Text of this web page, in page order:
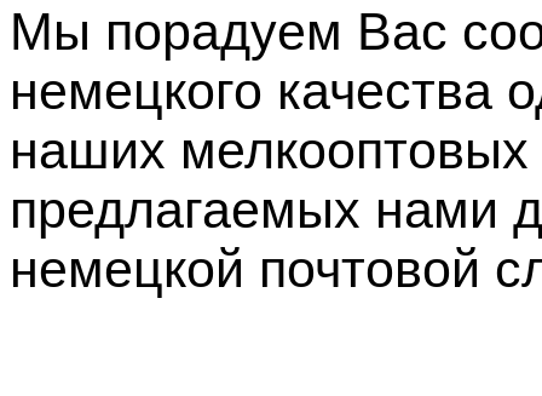
Мы порадуем Вас
немецкого
наших
предлагаемых нами
немецкой почтовой